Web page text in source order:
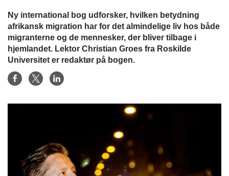
Ny international bog udforsker, hvilken betydning
afrikansk migration har for det almindelige liv hos både
migranterne og de mennesker, der bliver tilbage i
hjemlandet. Lektor Christian Groes fra Roskilde
Universitet er redaktør på bogen.